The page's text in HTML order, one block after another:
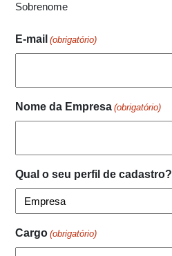
Sobrenome
E-mail (obrigatório)
Nome da Empresa (obrigatório)
Qual o seu perfil de cadastro?
Cargo (obrigatório)